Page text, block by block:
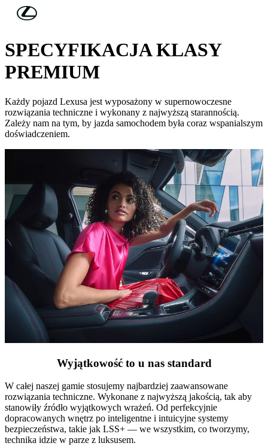
Skip to Main Content
TECHNOLOGIA
SPECYFIKACJA KLASY
PREMIUM
Każdy pojazd Lexusa jest wyposażony w supernowoczesne
rozwiązania techniczne i wykonany z najwyższą starannością.
Zależy nam na tym, by jazda samochodem była coraz wspanialszym
doświadczeniem.
Wyjątkowość to u nas standard
W całej naszej gamie stosujemy najbardziej zaawansowane
rozwiązania techniczne. Wykonane z najwyższą jakością, tak aby
stanowiły źródło wyjątkowych wrażeń. Od perfekcyjnie
dopracowanych wnętrz po inteligentne i intuicyjne systemy
bezpieczeństwa, takie jak LSS+ — we wszystkim, co tworzymy,
technika idzie w parze z luksusem.